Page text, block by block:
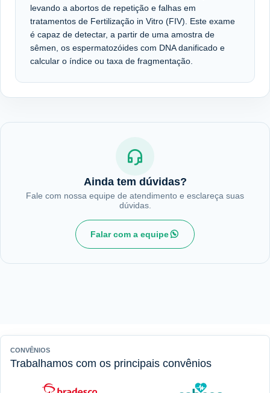
levando a abortos de repetição e falhas em
tratamentos de Fertilização in Vitro (FIV). Este exame
é capaz de detectar, a partir de uma amostra de
sêmen, os espermatozóides com DNA danificado e
calcular o índice ou taxa de fragmentação.
Ainda tem dúvidas?
Fale com nossa equipe de atendimento e esclareça suas
dúvidas.
Falar com a equipe
CONVÊNIOS
Trabalhamos com os principais convênios